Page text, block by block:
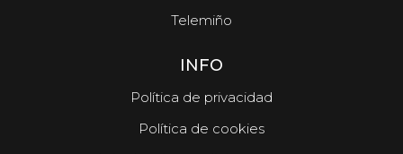
Telemiño
INFO
Política de privacidad
Política de cookies